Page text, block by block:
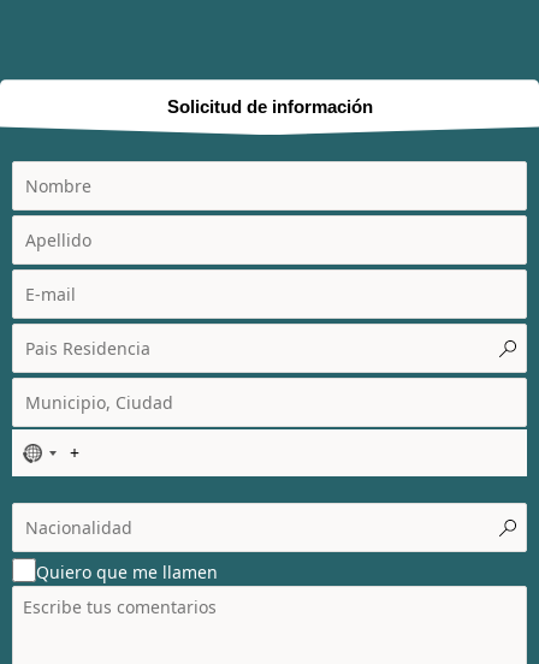
Solicitud de información
N
o
c
o
u
n
t
Quiero que me llamen